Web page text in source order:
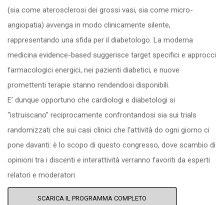
(sia come aterosclerosi dei grossi vasi, sia come micro-
angiopatia) avvenga in modo clinicamente silente,
rappresentando una sfida per il diabetologo. La moderna
medicina evidence-based suggerisce target specifici e approcci
farmacologici energici, nei pazienti diabetici, e nuove
promettenti terapie stanno rendendosi disponibili.
E’ dunque opportuno che cardiologi e diabetologi si
“istruiscano” reciprocamente confrontandosi sia sui trials
randomizzati che sui casi clinici che l’attività do ogni giorno ci
pone davanti: è lo scopo di questo congresso, dove scambio di
opinioni tra i discenti e interattività verranno favoriti da esperti
relatori e moderatori.
SCARICA IL PROGRAMMA COMPLETO